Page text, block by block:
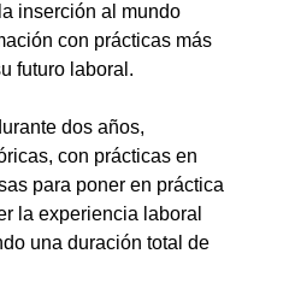
inserción al mundo
con prácticas más
futuro laboral.
dos años,
con prácticas en
para poner en práctica
la experiencia laboral
una duración total de